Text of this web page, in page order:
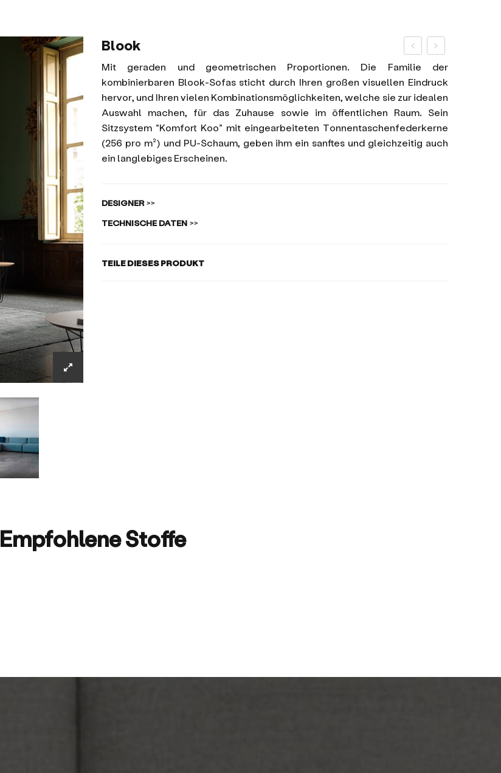
Blook
Mit geraden und geometrischen Proportionen. Die Familie der
kombinierbaren Blook-Sofas sticht durch Ihren großen visuellen Eindruck
hervor, und Ihren vielen Kombinationsmöglichkeiten, welche sie zur idealen
Auswahl machen, für das Zuhause sowie im öffentlichen Raum. Sein
Sitzsystem “Komfort Koo” mit eingearbeiteten Tonnentaschenfederkerne
(256 pro m²) und PU-Schaum, geben ihm ein sanftes und gleichzeitig auch
ein langlebiges Erscheinen.
DESIGNER>>
TECHNISCHE DATEN >>
TEILE DIESES PRODUKT
Empfohlene Stoffe